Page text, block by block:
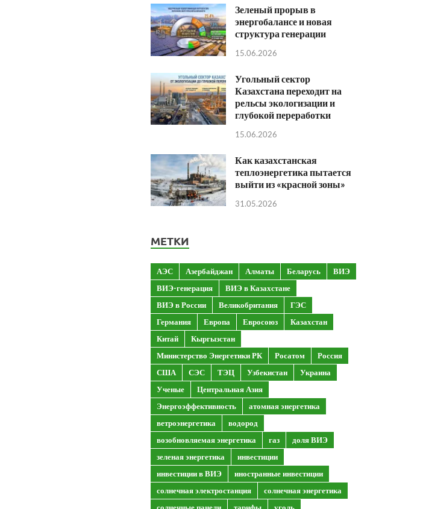
Зеленый прорыв в
энергобалансе и новая
структура генерации
15.06.2026
Угольный сектор
Казахстана переходит на
рельсы экологизации и
глубокой переработки
15.06.2026
Как казахстанская
теплоэнергетика пытается
выйти из «красной зоны»
31.05.2026
МЕТКИ
АЭС Азербайджан Алматы Беларусь
ВИЭ
ВИЭ-генерация
ВИЭ в Казахстане
ВИЭ в России
Великобритания
ГЭС
Германия
Европа Евросоюз
Казахстан
Китай
Кыргызстан
Министерство Энергетики РК
Росатом
Россия
США
СЭС ТЭЦ Узбекистан
Украина
Ученые
Центральная Азия
Энергоэффективность
атомная энергетика
ветроэнергетика
водород
возобновляемая энергетика
газ
доля ВИЭ
зеленая энергетика
инвестиции
инвестиции в ВИЭ
иностранные инвестиции
солнечная электростанция
солнечная энергетика
солнечные панели
тарифы уголь